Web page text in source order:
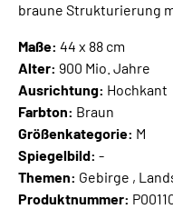
braune Strukturierung
Maße: 44 x 88 cm
Alter: 900 Mio. Jahre
Ausrichtung: Hochkant
Farbton: Braun
Größenkategorie: M
Spiegelbild: -
Themen: Gebirge ,
Produktnummer: